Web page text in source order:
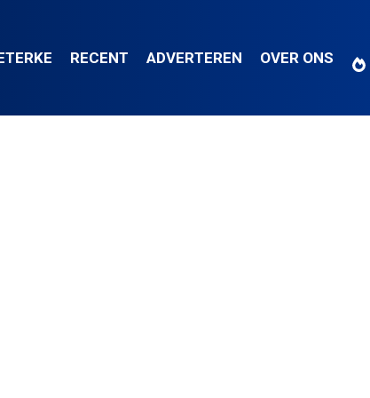
RECENT ADVERTEREN OVER ONS